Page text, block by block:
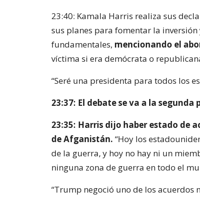
23:40: Kamala Harris realiza sus
sus planes para fomentar la
fundamentales, mencionando el
víctima si era demócrata o
“Seré una presidenta para todos los
23:37: El debate se va a la segunda
23:35: Harris dijo haber estado de
de Afganistán. “Hoy los
de la guerra, y hoy no hay ni un
ninguna zona de guerra en todo el
“Trump negoció uno de los acuerdos